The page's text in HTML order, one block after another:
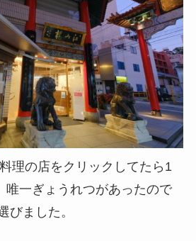
理の店をクリックしてたら1
唯一ぎょうれつがあったので
びました。